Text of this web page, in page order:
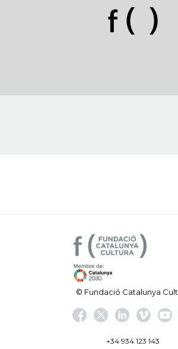
© Fundació Catalunya
+34 934 123 143